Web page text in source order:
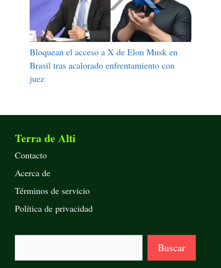
Bloquean el acceso a X de Elon Musk en
Brasil tras acalorado enfrentamiento con
juez
Terra de Alti
Contacto
Acerca de
Términos de servicio
Política de privacidad
Buscar